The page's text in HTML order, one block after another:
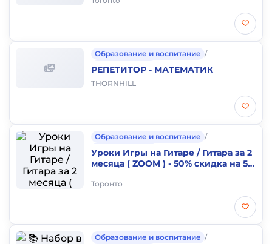
Образование и воспитание /
Частные уроки
РЕПЕТИТОР - МАТЕМАТИК
THORNHILL
Образование и воспитание /
Частные уроки
Уроки Игры на Гитаре / Гитара за 2
месяца ( ZOOM ) - 50% скидка на 5
Торонто
Образование и воспитание /